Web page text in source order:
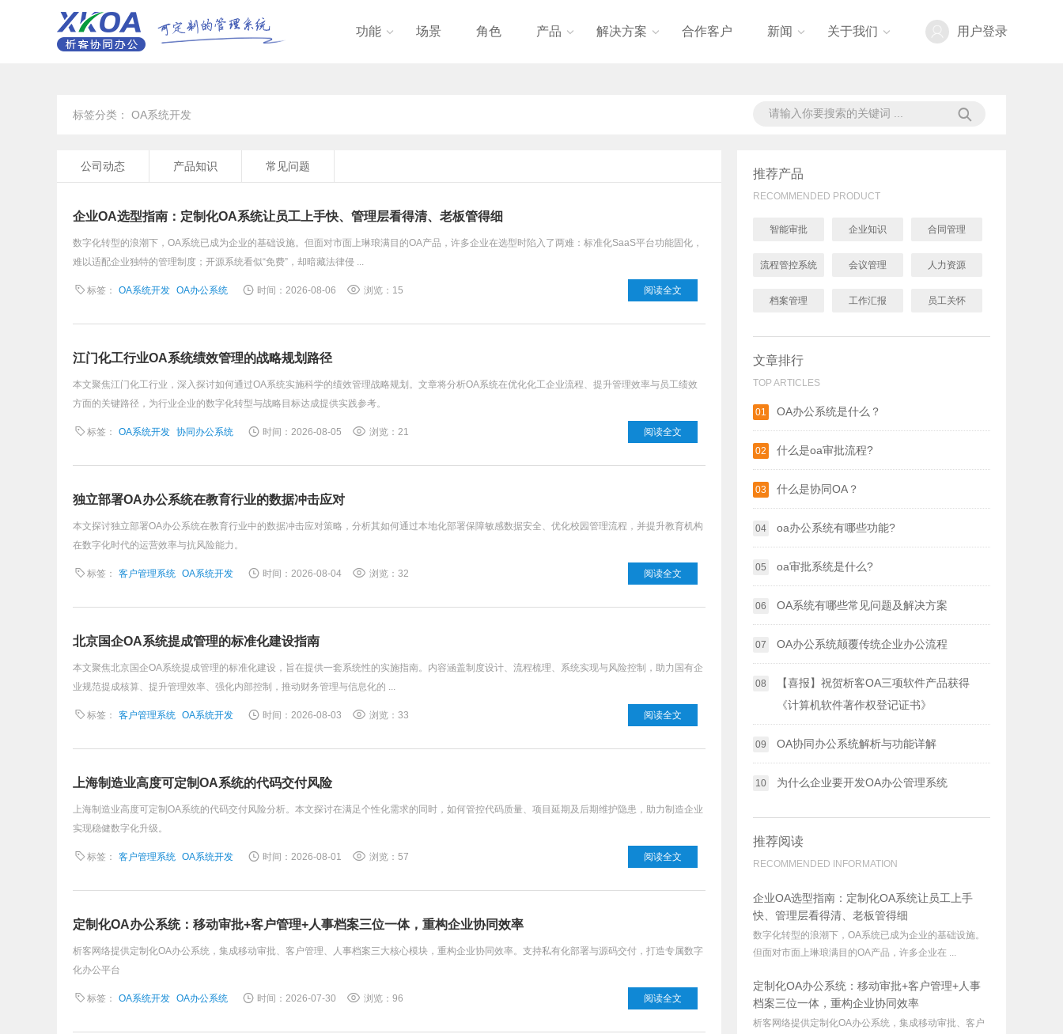
功能  场景 角色 产品  解决方案  合作客户 新闻  关于我们  用户登录
标签分类： OA系统开发
公司动态 产品知识 常见问题
企业OA选型指南：定制化OA系统让员工上手快、管理层看得清、老板管得细
数字化转型的浪潮下，OA系统已成为企业的基础设施。但面对市面上琳琅满目的OA产品，许多企业在选型时陷入了两难：标准化SaaS平台功能固化，
难以适配企业独特的管理制度；开源系统看似“免费”，却暗藏法律侵 ...
标签： OA系统开发 OA办公系统 时间：2026-08-06 浏览：15 阅读全文
江门化工行业OA系统绩效管理的战略规划路径
本文聚焦江门化工行业，深入探讨如何通过OA系统实施科学的绩效管理战略规划。文章将分析OA系统在优化化工企业流程、提升管理效率与员工绩效
方面的关键路径，为行业企业的数字化转型与战略目标达成提供实践参考。
标签： OA系统开发 协同办公系统 时间：2026-08-05 浏览：21 阅读全文
独立部署OA办公系统在教育行业的数据冲击应对
本文探讨独立部署OA办公系统在教育行业中的数据冲击应对策略，分析其如何通过本地化部署保障敏感数据安全、优化校园管理流程，并提升教育机构
在数字化时代的运营效率与抗风险能力。
标签： 客户管理系统 OA系统开发 时间：2026-08-04 浏览：32 阅读全文
北京国企OA系统提成管理的标准化建设指南
本文聚焦北京国企OA系统提成管理的标准化建设，旨在提供一套系统性的实施指南。内容涵盖制度设计、流程梳理、系统实现与风险控制，助力国有企
业规范提成核算、提升管理效率、强化内部控制，推动财务管理与信息化的 ...
标签： 客户管理系统 OA系统开发 时间：2026-08-03 浏览：33 阅读全文
上海制造业高度可定制OA系统的代码交付风险
上海制造业高度可定制OA系统的代码交付风险分析。本文探讨在满足个性化需求的同时，如何管控代码质量、项目延期及后期维护隐患，助力制造企业
实现稳健数字化升级。
标签： 客户管理系统 OA系统开发 时间：2026-08-01 浏览：57 阅读全文
定制化OA办公系统：移动审批+客户管理+人事档案三位一体，重构企业协同效率
析客网络提供定制化OA办公系统，集成移动审批、客户管理、人事档案三大核心模块，重构企业协同效率。支持私有化部署与源码交付，打造专属数字
化办公平台
标签： OA系统开发 OA办公系统 时间：2026-07-30 浏览：96 阅读全文
推荐产品
RECOMMENDED PRODUCT
智能审批 企业知识 合同管理
流程管控系统 会议管理 人力资源
档案管理 工作汇报 员工关怀
文章排行
TOP ARTICLES
01 OA办公系统是什么？
02 什么是oa审批流程?
03 什么是协同OA？
04 oa办公系统有哪些功能?
05 oa审批系统是什么?
06 OA系统有哪些常见问题及解决方案
07 OA办公系统颠覆传统企业办公流程
08
【喜报】祝贺析客OA三项软件产品获得
《计算机软件著作权登记证书》
09 OA协同办公系统解析与功能详解
10 为什么企业要开发OA办公管理系统
推荐阅读
RECOMMENDED INFORMATION
企业OA选型指南：定制化OA系统让员工上手
快、管理层看得清、老板管得细
数字化转型的浪潮下，OA系统已成为企业的基础设施。
但面对市面上琳琅满目的OA产品，许多企业在 ...
定制化OA办公系统：移动审批+客户管理+人事
档案三位一体，重构企业协同效率
析客网络提供定制化OA办公系统，集成移动审批、客户